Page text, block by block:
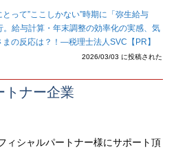
って”ここしかない”時期に「弥生給与
。給与計算・年末調整の効率化の実感、気
まの反応は？！―税理士法人SVC【PR】
2026/03/03 に投稿された
トナー企業
ィシャルパートナー様にサポート頂